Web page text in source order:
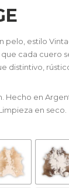
pelo, estilo
cada cuero
distintivo,
Hecho en
en seco.